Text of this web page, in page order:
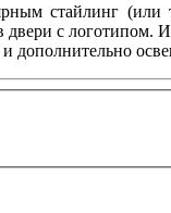
стайлинг
с логотипом.
дополнительно